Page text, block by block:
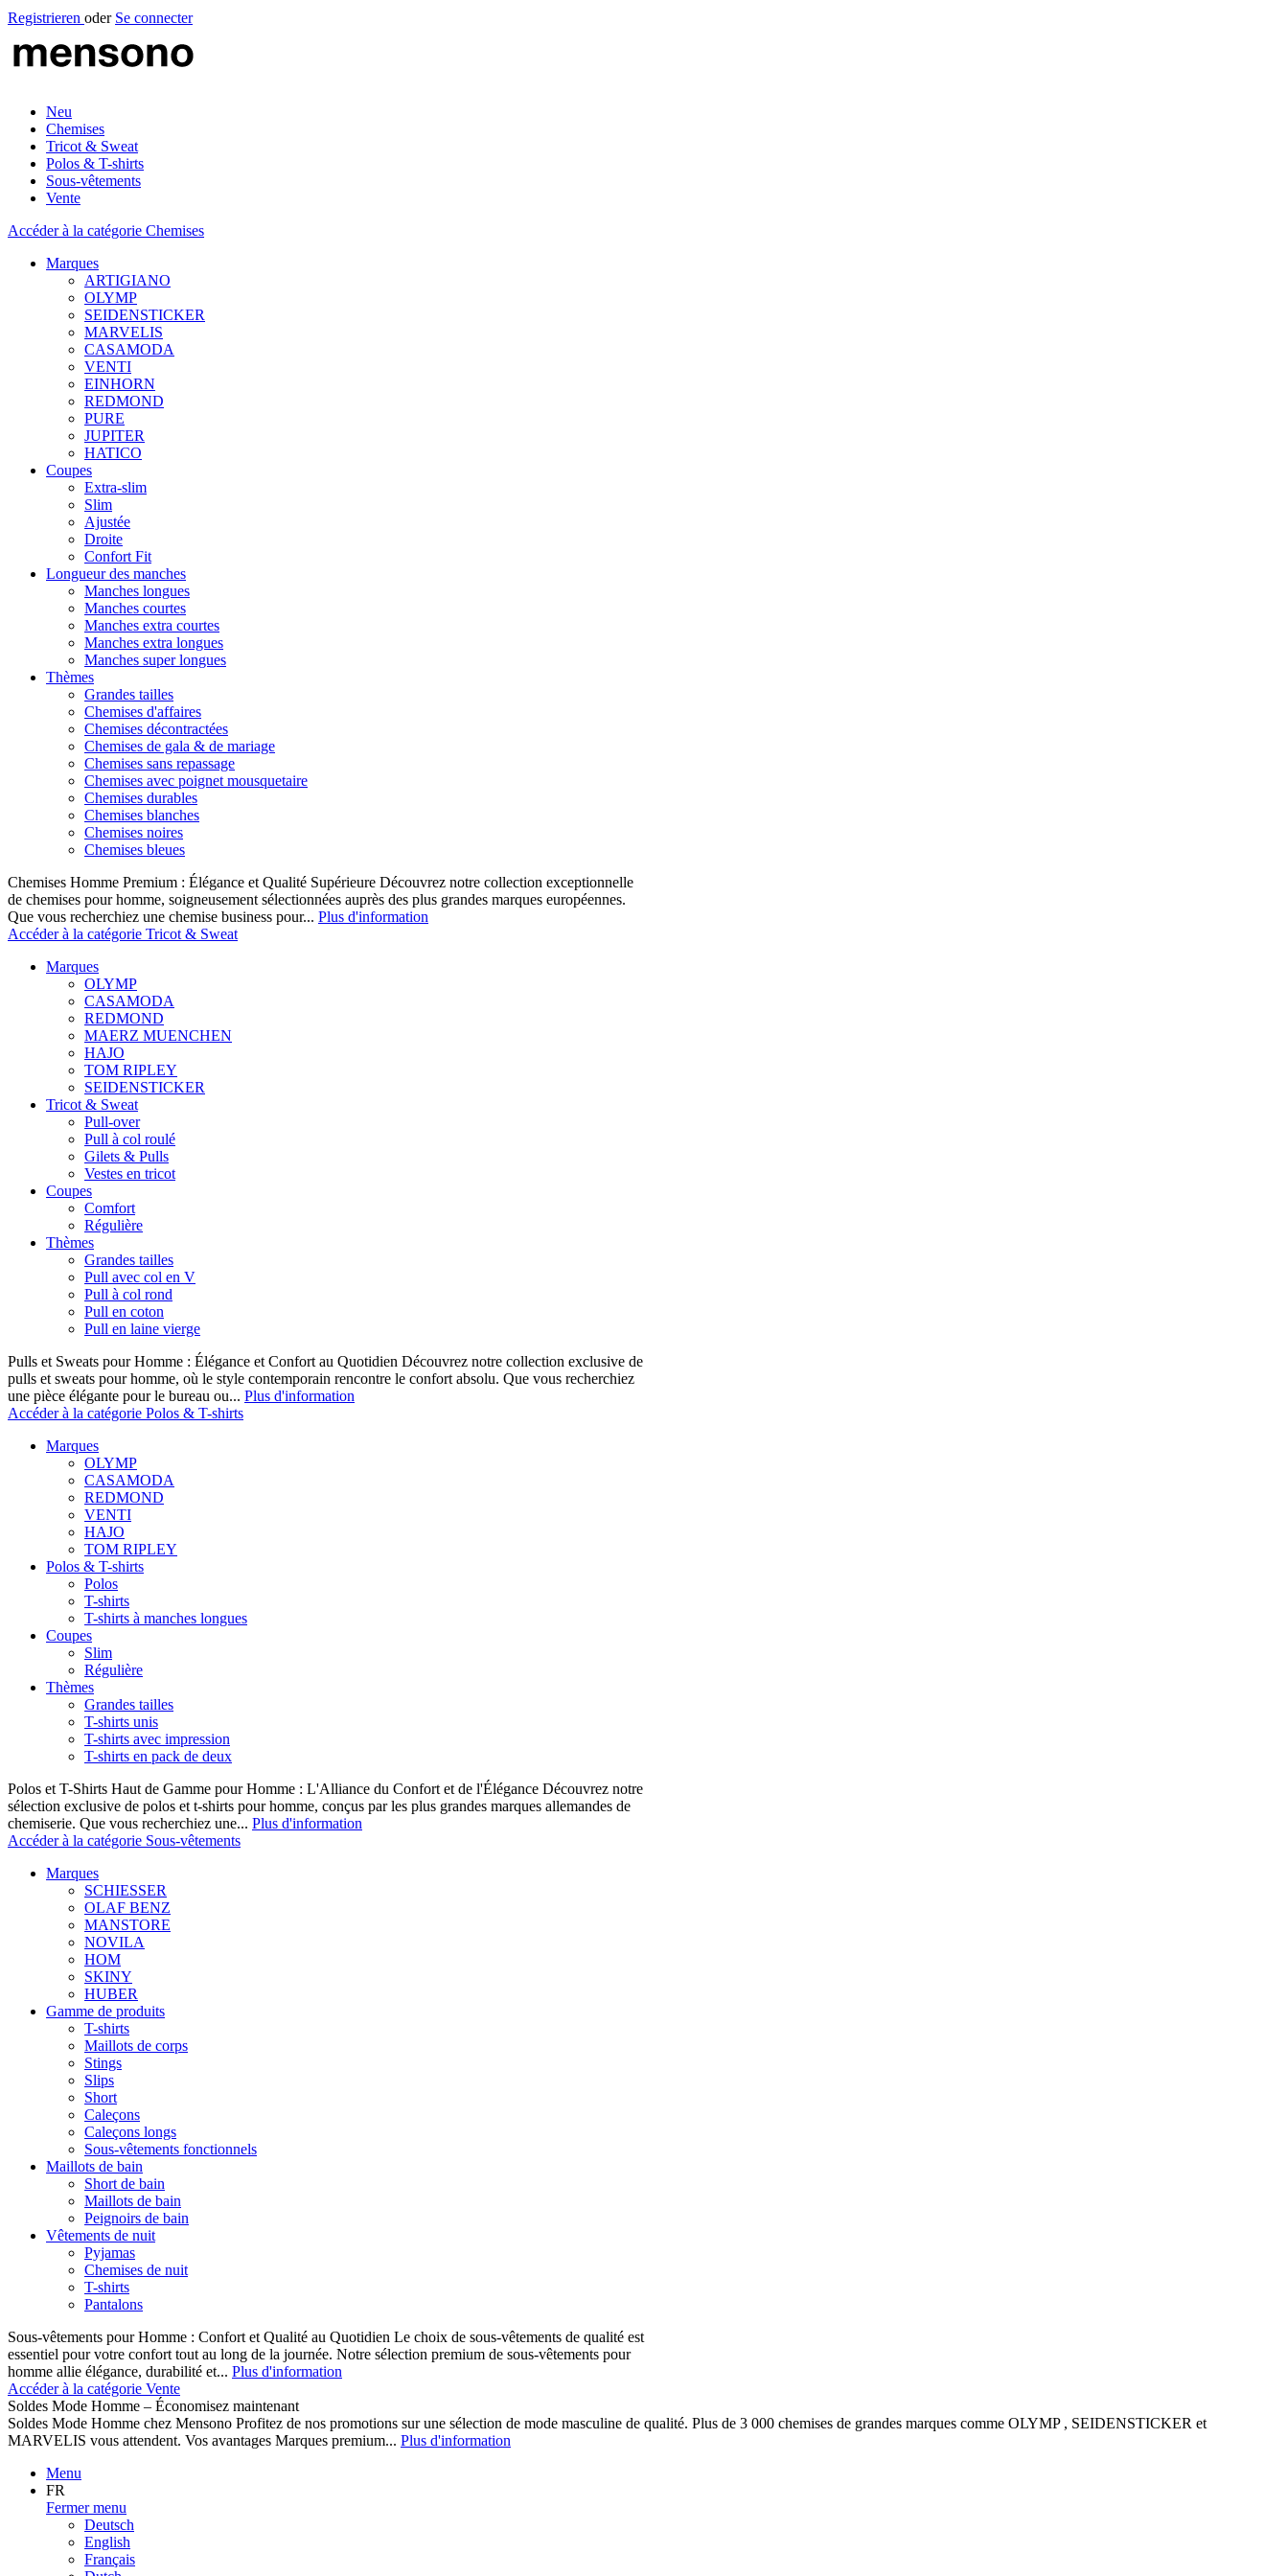
Registrieren oder Se connecter
Neu
Chemises
Tricot & Sweat
Polos & T-shirts
Sous-vêtements
Vente
Accéder à la catégorie Chemises
Marques
ARTIGIANO
OLYMP
SEIDENSTICKER
MARVELIS
CASAMODA
VENTI
EINHORN
REDMOND
PURE
JUPITER
HATICO
Coupes
Extra-slim
Slim
Ajustée
Droite
Confort Fit
Longueur des manches
Manches longues
Manches courtes
Manches extra courtes
Manches extra longues
Manches super longues
Thèmes
Grandes tailles
Chemises d'affaires
Chemises décontractées
Chemises de gala & de mariage
Chemises sans repassage
Chemises avec poignet mousquetaire
Chemises durables
Chemises blanches
Chemises noires
Chemises bleues
Chemises Homme Premium : Élégance et Qualité Supérieure Découvrez notre collection exceptionnelle
de chemises pour homme, soigneusement sélectionnées auprès des plus grandes marques européennes.
Que vous recherchiez une chemise business pour... Plus d'information
Accéder à la catégorie Tricot & Sweat
Marques
OLYMP
CASAMODA
REDMOND
MAERZ MUENCHEN
HAJO
TOM RIPLEY
SEIDENSTICKER
Tricot & Sweat
Pull-over
Pull à col roulé
Gilets & Pulls
Vestes en tricot
Coupes
Comfort
Régulière
Thèmes
Grandes tailles
Pull avec col en V
Pull à col rond
Pull en coton
Pull en laine vierge
Pulls et Sweats pour Homme : Élégance et Confort au Quotidien Découvrez notre collection exclusive de
pulls et sweats pour homme, où le style contemporain rencontre le confort absolu. Que vous recherchiez
une pièce élégante pour le bureau ou... Plus d'information
Accéder à la catégorie Polos & T-shirts
Marques
OLYMP
CASAMODA
REDMOND
VENTI
HAJO
TOM RIPLEY
Polos & T-shirts
Polos
T-shirts
T-shirts à manches longues
Coupes
Slim
Régulière
Thèmes
Grandes tailles
T-shirts unis
T-shirts avec impression
T-shirts en pack de deux
Polos et T-Shirts Haut de Gamme pour Homme : L'Alliance du Confort et de l'Élégance Découvrez notre
sélection exclusive de polos et t-shirts pour homme, conçus par les plus grandes marques allemandes de
chemiserie. Que vous recherchiez une... Plus d'information
Accéder à la catégorie Sous-vêtements
Marques
SCHIESSER
OLAF BENZ
MANSTORE
NOVILA
HOM
SKINY
HUBER
Gamme de produits
T-shirts
Maillots de corps
Stings
Slips
Short
Caleçons
Caleçons longs
Sous-vêtements fonctionnels
Maillots de bain
Short de bain
Maillots de bain
Peignoirs de bain
Vêtements de nuit
Pyjamas
Chemises de nuit
T-shirts
Pantalons
Sous-vêtements pour Homme : Confort et Qualité au Quotidien Le choix de sous-vêtements de qualité est
essentiel pour votre confort tout au long de la journée. Notre sélection premium de sous-vêtements pour
homme allie élégance, durabilité et... Plus d'information
Accéder à la catégorie Vente
Soldes Mode Homme – Économisez maintenant
Soldes Mode Homme chez Mensono Profitez de nos promotions sur une sélection de mode masculine de qualité. Plus de 3 000 chemises de grandes marques comme OLYMP , SEIDENSTICKER et
MARVELIS vous attendent. Vos avantages Marques premium... Plus d'information
Menu
FR
Fermer menu
Deutsch
English
Français